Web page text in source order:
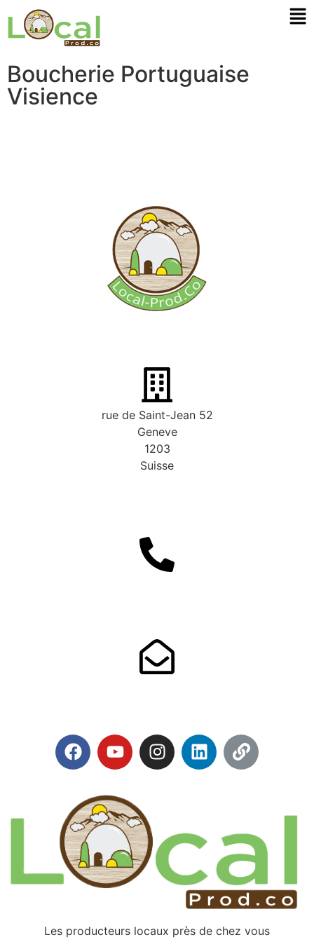
Boucherie Portuguaise
Visience
rue de Saint-Jean 52
Geneve
1203
Suisse
Les producteurs locaux près de chez vous